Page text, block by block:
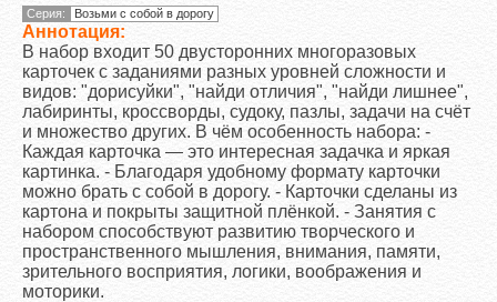
Серия: Возьми с собой в дорогу
Аннотация:
В набор входит 50 двусторонних многоразовых
карточек с заданиями разных уровней сложности и
видов: "дорисуйки", "найди отличия", "найди лишнее",
лабиринты, кроссворды, судоку, пазлы, задачи на счёт
и множество других. В чём особенность набора: -
Каждая карточка — это интересная задачка и яркая
картинка. - Благодаря удобному формату карточки
можно брать с собой в дорогу. - Карточки сделаны из
картона и покрыты защитной плёнкой. - Занятия с
набором способствуют развитию творческого и
пространственного мышления, внимания, памяти,
зрительного восприятия, логики, воображения и
моторики.